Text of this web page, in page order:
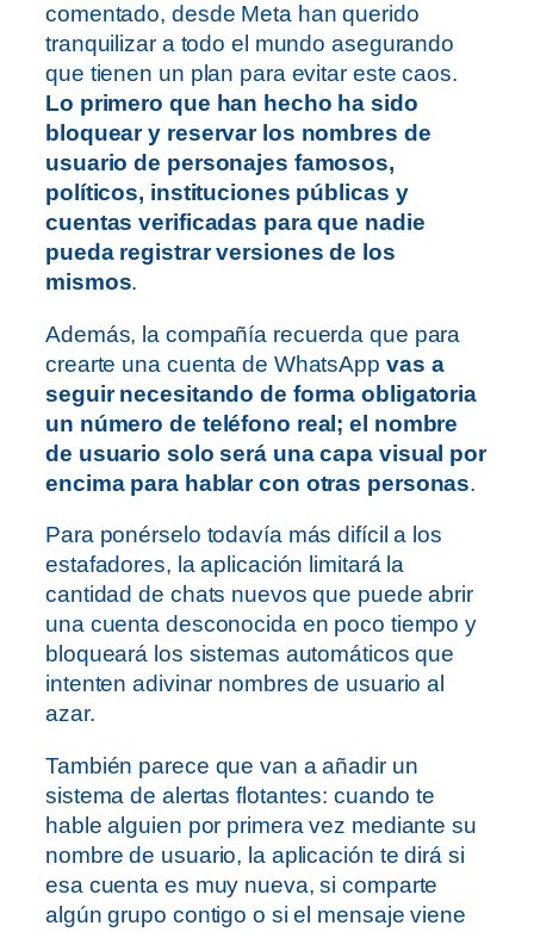
comentado, desde Meta han querido
tranquilizar a todo el mundo asegurando
que tienen un plan para evitar este caos.
Lo primero que han hecho ha sido
bloquear y reservar los nombres de
usuario de personajes famosos,
políticos, instituciones públicas y
cuentas verificadas para que nadie
pueda registrar versiones de los
mismos.
Además, la compañía recuerda que para
crearte una cuenta de WhatsApp vas a
seguir necesitando de forma obligatoria
un número de teléfono real; el nombre
de usuario solo será una capa visual por
encima para hablar con otras personas.
Para ponérselo todavía más difícil a los
estafadores, la aplicación limitará la
cantidad de chats nuevos que puede abrir
una cuenta desconocida en poco tiempo y
bloqueará los sistemas automáticos que
intenten adivinar nombres de usuario al
azar.
También parece que van a añadir un
sistema de alertas flotantes: cuando te
hable alguien por primera vez mediante su
nombre de usuario, la aplicación te dirá si
esa cuenta es muy nueva, si comparte
algún grupo contigo o si el mensaje viene